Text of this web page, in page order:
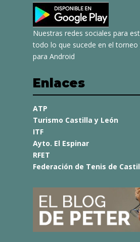
Nuestras redes sociales para
todo lo que sucede en el torneo
para Android
Enlaces
ATP
Turismo Castilla y León
ITF
Ayto. El Espinar
RFET
Federación de Tenis de